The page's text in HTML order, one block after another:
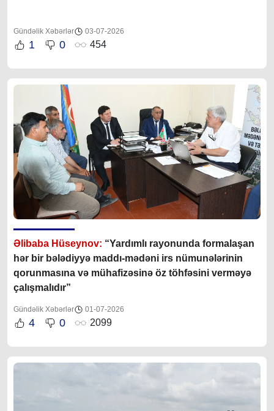
Gündəlik Xəbərlər 03-07-2026
1 0 454
Əlibaba Hüseynov: “Yardımlı rayonunda formalaşan
hər bir bələdiyyə maddı-mədəni irs nümunələrinin
qorunmasına və mühafizəsinə öz töhfəsini verməyə
çalışmalıdır”
Gündəlik Xəbərlər 01-07-2026
4 0 2099